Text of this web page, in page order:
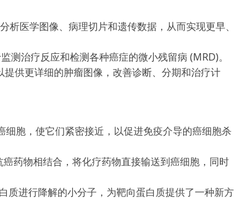
医学图像、病理切片和遗传数据，从而实现更早、
治疗反应和检测各种癌症的微小残留病 (MRD)。
供更详细的肿瘤图像，改善诊断、分期和治疗计
胞，使它们紧密接近，以促进免疫介导的癌细胞杀
药物相结合，将化疗药物直接输送到癌细胞，同时
质进行降解的小分子，为靶向蛋白质提供了一种新方